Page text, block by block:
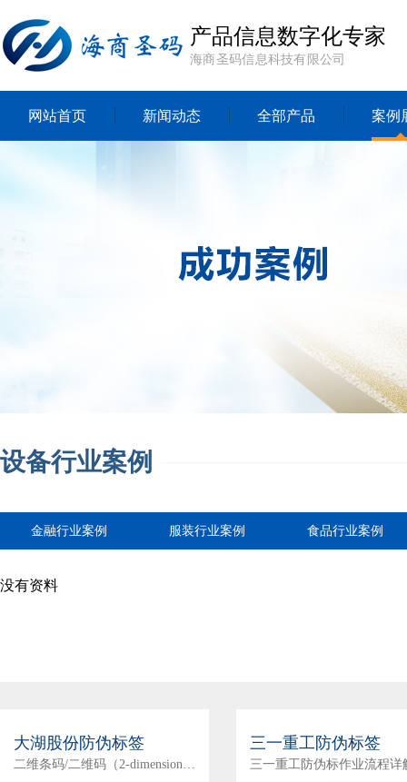
产品信息数字化专家
海商圣码信息科技有限公司
网站首页 新闻动态 全部产品 案例
设备行业案例
金融行业案例 服装行业案例 食品行业案例
没有资料
大湖股份防伪标签
二维条码/二维码（2-dimensional bar code）是用某种特定的几何图形按一定规律在平面（二维方向上）分布的黑白相间的图形记录数据符号信息的；在代码编制上巧妙地利用构成计算机内部逻辑基础…
三一重工防伪标签